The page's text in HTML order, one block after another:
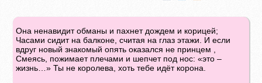
Она ненавидит обманы и пахнет дождем и корицей;
Часами сидит на балконе, считая на глаз этажи. И если
вдруг новый знакомый опять оказался не принцем ,
Смеясь, пожимает плечами и шепчет под нос: «это –
жизнь…» Ты не королева, хоть тебе идёт корона.